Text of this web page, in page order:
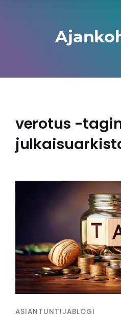
verotus -
ASIANTUNTIJABLOGI